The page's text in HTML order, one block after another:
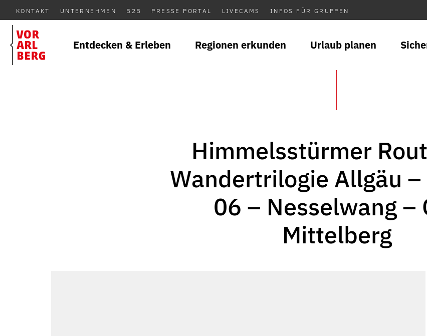
KONTAKT UNTERNEHMEN B2B PRESSE PORTAL LIVECAMS INFOS FÜR GRUPPEN
Entdecken & Erleben Regionen erkunden Urlaub planen
Himmelsstürmer
Wandertrilogie Allgäu
06 – Nesselwang –
Mittelberg